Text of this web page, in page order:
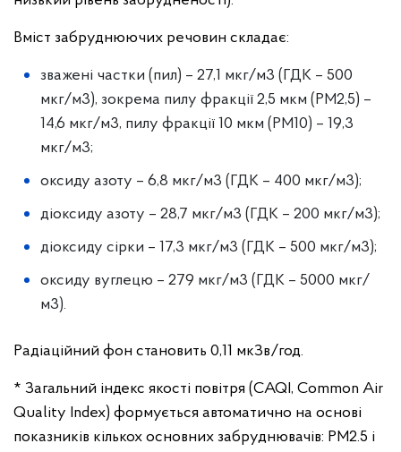
Вміст забруднюючих речовин складає:
зважені частки (пил) – 27,1 мкг/м3 (ГДК – 500
мкг/м3), зокрема пилу фракції 2,5 мкм (PM2,5) –
14,6 мкг/м3, пилу фракції 10 мкм (PM10) – 19,3
мкг/м3;
оксиду азоту – 6,8 мкг/м3 (ГДК – 400 мкг/м3);
діоксиду азоту – 28,7 мкг/м3 (ГДК – 200 мкг/м3);
діоксиду сірки – 17,3 мкг/м3 (ГДК – 500 мкг/м3);
оксиду вуглецю – 279 мкг/м3 (ГДК – 5000 мкг/
м3).
Радіаційний фон становить 0,11 мкЗв/год.
* Загальний індекс якості повітря (CAQI, Common Air
Quality Index) формується автоматично на основі
показників кількох основних забруднювачів: PM2.5 і